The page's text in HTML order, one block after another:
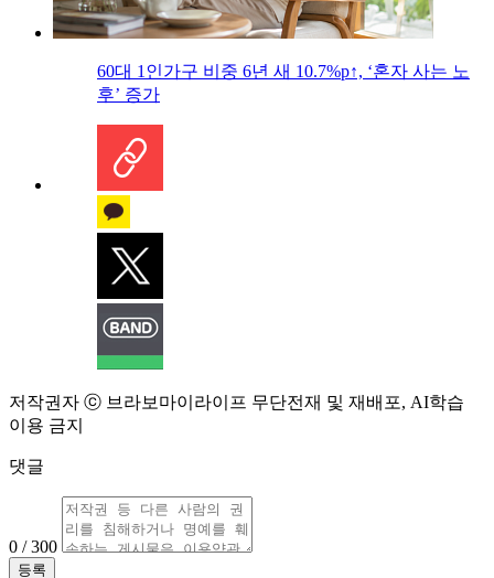
60대 1인가구 비중 6년 새 10.7%p↑, ‘혼자 사는 노
후’ 증가
저작권자 ⓒ 브라보마이라이프 무단전재 및 재배포, AI학습
이용 금지
댓글
0 / 300